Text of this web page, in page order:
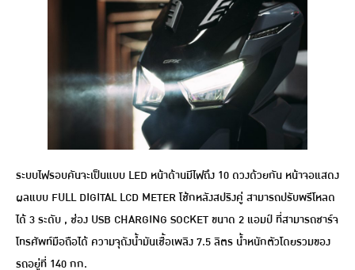
ระบบไฟรอบคันจะเป็นแบบ LED หน้าด้านมีไฟถึง 10 ดวงด้วยกัน หน้าจอแสดง
ผลแบบ FULL DIGITAL LCD METER โช้กหลังสปริงคู่ สามารถปรับพรีโหลด
ได้ 3 ระดับ , ช่อง USB CHARGING SOCKET ขนาด 2 แอมป์ ที่สามารถชาร์จ
โทรศัพท์มือถือได้ ความจุถังน้ำมันเชื้อเพลิง 7.5 ลิตร น้ำหนักตัวโดยรวมของ
รถอยู่ที่ 140 กก.